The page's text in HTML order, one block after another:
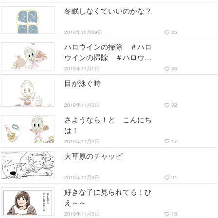
冬眠しなくていいのかな？
2019年10月29日 favorite_border 25
ハロウインの掃除 ＃ハロ
ウインの掃除 ＃ハロウィ
ンの後片付け
2019年11月1日 favorite_border 35
目が泳ぐ時
2019年11月3日 favorite_border 32
さようなら！と こんにち
は！
2019年11月2日 favorite_border 17
大草原のチャッピ
2019年11月3日 favorite_border 24
好きな子に見られてる！ひ
え～～
2019年11月3日 favorite_border 18